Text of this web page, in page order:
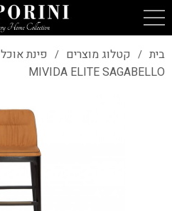
בית / קטלוג מוצרים / פינת אוכל
MIVIDA ELITE SAGABELLO